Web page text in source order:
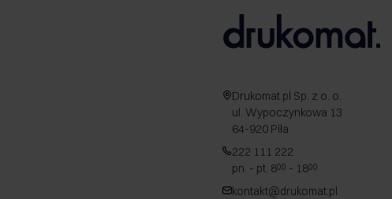
Drukomat.pl Sp. z o. o.
ul. Wypoczynkowa 13
64-920 Piła
222 111 222
pn. - pt. 800 - 1800
kontakt@drukomat.pl